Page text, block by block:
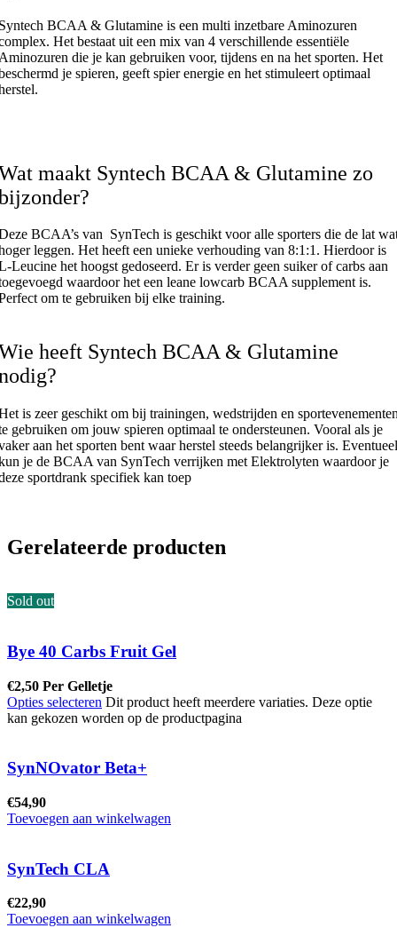
BCAA & Glutamine is een multi inzetbare Aminozuren
Het bestaat uit een mix van 4 verschillende essentiële
die je kan gebruiken voor, tijdens en na het sporten. Het
je spieren, geeft spier energie en het stimuleert optimaal
maakt Syntech BCAA & Glutamine zo
BCAA’s van SynTech is geschikt voor alle sporters die de lat
leggen. Het heeft een unieke verhouding van 8:1:1. Hierdoor is
Leucine het hoogst gedoseerd. Er is verder geen suiker of carbs aan
waardoor het een leane lowcarb BCAA supplement is.
om te gebruiken bij elke training.
heeft Syntech BCAA & Glutamine
is zeer geschikt om bij trainingen, wedstrijden en
gebruiken om jouw spieren optimaal te ondersteunen. Vooral als je
aan het sporten bent waar herstel steeds belangrijker is. Eventueel
je de BCAA van SynTech verrijken met Elektrolyten waardoor je
sportdrank specifiek kan toep
Gerelateerde producten
Sold out
Bye 40 Carbs Fruit Gel
€2,50 Per Gelletje
Opties selecteren Dit product heeft meerdere variaties. Deze optie
kan gekozen worden op de productpagina
SynNOvator Beta+
€54,90
Toevoegen aan winkelwagen
SynTech CLA
€22,90
Toevoegen aan winkelwagen